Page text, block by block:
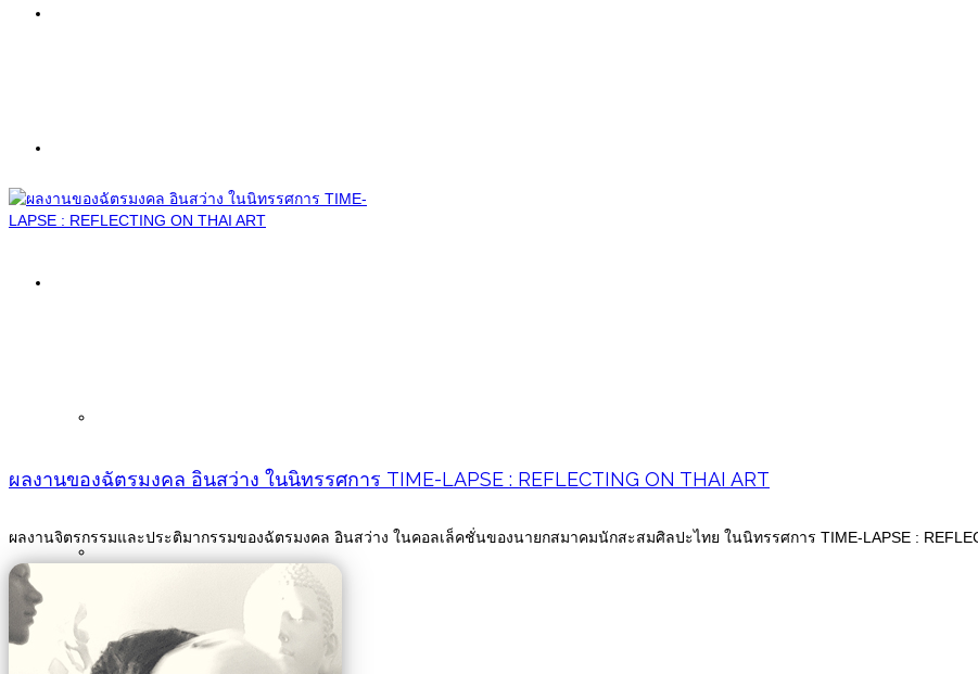
ผลงานของฉัตรมงคล อินสว่าง ในนิทรรศการ TIME-LAPSE : REFLECTING ON THAI ART
ผลงานจิตรกรรมและประติมากรรมของฉัตรมงคล อินสว่าง ในคอลเล็คชั่นของนายกสมาคมนักสะสมศิลปะไทย ในนิทรรศการ TIME-LAPSE :